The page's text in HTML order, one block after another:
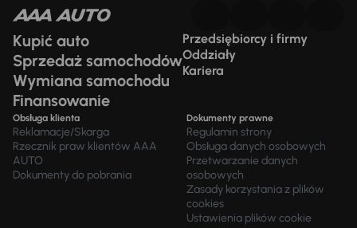
Kupić auto
Sprzedaż samochodów
Wymiana samochodu
Finansowanie
Przedsiębiorcy i firmy
Oddziały
Kariera
Obsługa klienta
Reklamacje/Skarga
Rzecznik praw klientów AAA
AUTO
Dokumenty do pobrania
Dokumenty prawne
Regulamin strony
Obsługa danych osobowych
Przetwarzanie danych
osobowych
Zasady korzystania z plików
cookies
Ustawienia plików cookie